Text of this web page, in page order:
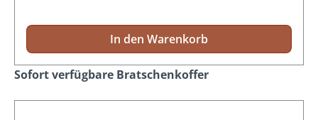
In den Warenkorb
Produktgalerie überspringen
Sofort verfügbare Bratschenkoffer